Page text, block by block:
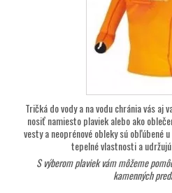
Tričká do vody a na vodu chránia vás aj
nosiť namiesto plaviek alebo ako
vesty a neoprénové obleky sú obľúbené
tepelné vlastnosti a
S výberom plaviek vám môžeme
kamenných